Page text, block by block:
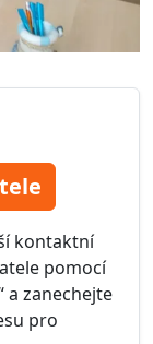
kontaktní
pomocí
a zanechejte
pro